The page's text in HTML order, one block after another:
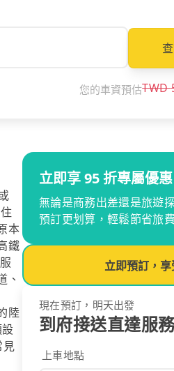
您的車資預估TWD
本
鐵
、
陸
見
立即享 95 折專屬優惠
無論是商務出差還是旅遊
預訂更划算，輕鬆節省旅費
立即預訂，
現在預訂，明天出發
到府接送直達服
上車地點